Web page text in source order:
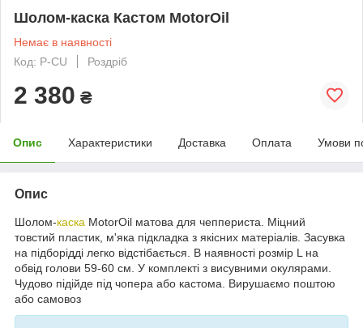
Шолом-каска Кастом MotorOil
Немає в наявності
Код: P-CU
Роздріб
2 380 ₴
Опис Характеристики Доставка Оплата Умови
Опис
Шолом-каска MotorOil матова для чеппериста. Міцний
товстий пластик, м'яка підкладка з якісних матеріалів. Засувка
на підборідді легко відстібається. В наявності розмір L на
обвід голови 59-60 см. У комплекті з висувними окулярами.
Чудово підійде під чопера або кастома. Вирушаємо поштою
або самовоз